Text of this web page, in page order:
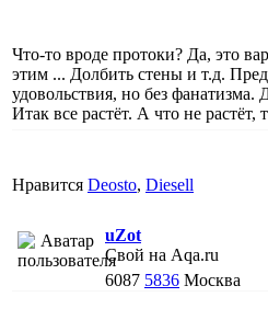
Что-то вроде протоки? Да, это
этим ... Долбить стены и т.д.
удовольствия, но без фанатизма.
Итак все растёт. А что не растёт,
Нравится Deosto, Diesell
uZot
Свой на Aqa.ru
6087 5836 Москва